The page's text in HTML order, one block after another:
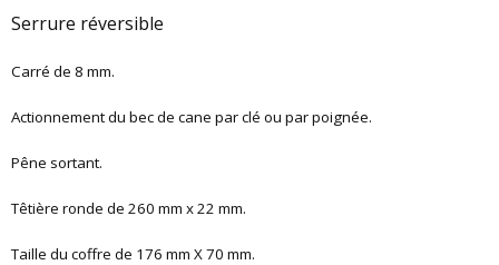
Serrure réversible
Carré de 8 mm.
Actionnement du bec de cane par clé ou par poignée.
Pêne sortant.
Têtière ronde de 260 mm x 22 mm.
Taille du coffre de 176 mm X 70 mm.